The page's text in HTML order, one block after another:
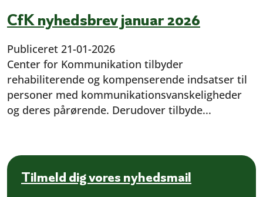
CfK nyhedsbrev januar 2026
Publiceret 21-01-2026
Center for Kommunikation tilbyder
rehabiliterende og kompenserende indsatser til
personer med kommunikationsvanskeligheder
og deres pårørende. Derudover tilbyde...
Tilmeld dig vores nyhedsmail